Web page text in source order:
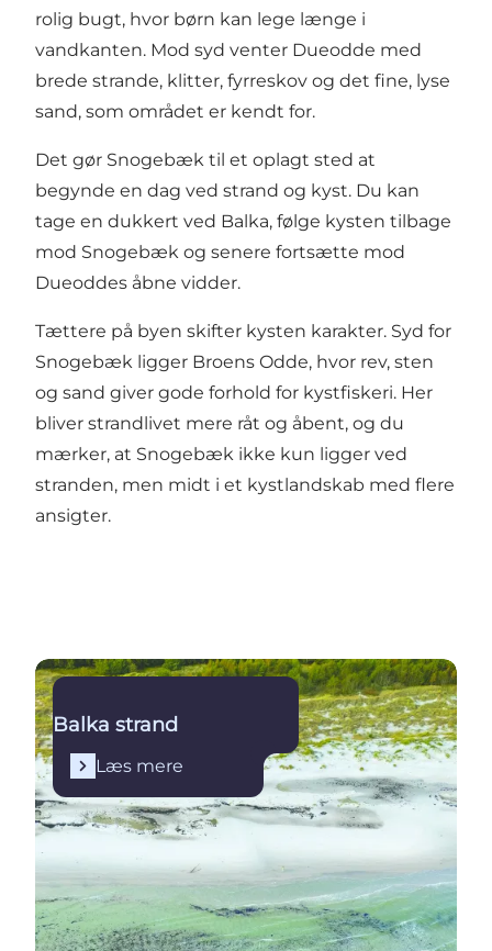
rolig bugt, hvor børn kan lege længe i
vandkanten. Mod syd venter Dueodde med
brede strande, klitter, fyrreskov og det fine, lyse
sand, som området er kendt for.
Det gør Snogebæk til et oplagt sted at
begynde en dag ved strand og kyst. Du kan
tage en dukkert ved Balka, følge kysten tilbage
mod Snogebæk og senere fortsætte mod
Dueoddes åbne vidder.
Tættere på byen skifter kysten karakter. Syd for
Snogebæk ligger Broens Odde, hvor rev, sten
og sand giver gode forhold for kystfiskeri. Her
bliver strandlivet mere råt og åbent, og du
mærker, at Snogebæk ikke kun ligger ved
stranden, men midt i et kystlandskab med flere
ansigter.
Læs mere
Balka strand
Læs mere